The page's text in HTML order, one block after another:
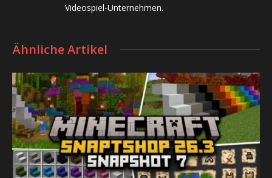
Videospiel-Unternehmen.
Ähnliche Artikel